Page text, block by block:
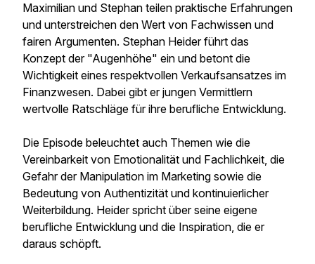
Maximilian und Stephan teilen praktische Erfahrungen
und unterstreichen den Wert von Fachwissen und
fairen Argumenten. Stephan Heider führt das
Konzept der "Augenhöhe" ein und betont die
Wichtigkeit eines respektvollen Verkaufsansatzes im
Finanzwesen. Dabei gibt er jungen Vermittlern
wertvolle Ratschläge für ihre berufliche Entwicklung.
Die Episode beleuchtet auch Themen wie die
Vereinbarkeit von Emotionalität und Fachlichkeit, die
Gefahr der Manipulation im Marketing sowie die
Bedeutung von Authentizität und kontinuierlicher
Weiterbildung. Heider spricht über seine eigene
berufliche Entwicklung und die Inspiration, die er
daraus schöpft.